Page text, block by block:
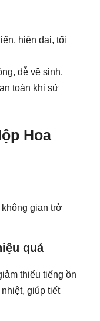
hiện đại, tối
dễ vệ sinh.
toàn khi sử
Hoa
gian trở
quả
thiểu tiếng ồn
giúp tiết